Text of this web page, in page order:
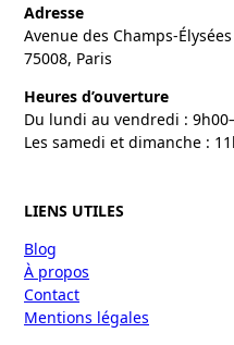
Adresse
Avenue des Champs-Élysées
75008, Paris
Heures d’ouverture
Du lundi au vendredi :
Les samedi et dimanche :
LIENS UTILES
Blog
À propos
Contact
Mentions légales